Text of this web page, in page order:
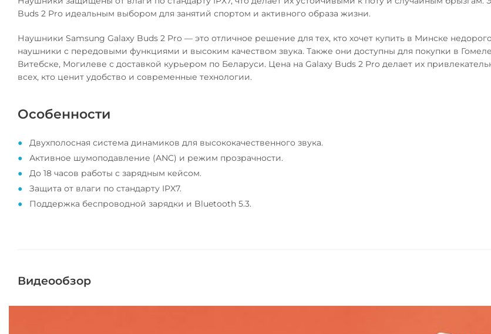
Buds 2 Pro идеальным выбором для занятий спортом и активного образа жизни.
Наушники Samsung Galaxy Buds 2 Pro — это отличное решение для тех, кто хочет купить в Минске
наушники с передовыми функциями и высоким качеством звука. Также они доступны для покупки в
Витебске, Могилеве с доставкой курьером по Беларуси. Цена на Galaxy Buds 2 Pro делает их
всех, кто ценит удобство и современные технологии.
Особенности
Двухполосная система динамиков для высококачественного звука.
Активное шумоподавление (ANC) и режим прозрачности.
До 18 часов работы с зарядным кейсом.
Защита от влаги по стандарту IPX7.
Поддержка беспроводной зарядки и Bluetooth 5.3.
Видеообзор